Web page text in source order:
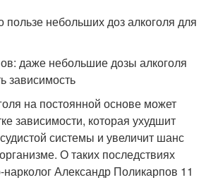
небольших доз алкоголя для
даже небольшие дозы алкоголя
зависимость
на постоянной основе может
зависимости, которая ухудшит
системы и увеличит шанс
О таких последствиях
нарколог Александр Поликарпов 11